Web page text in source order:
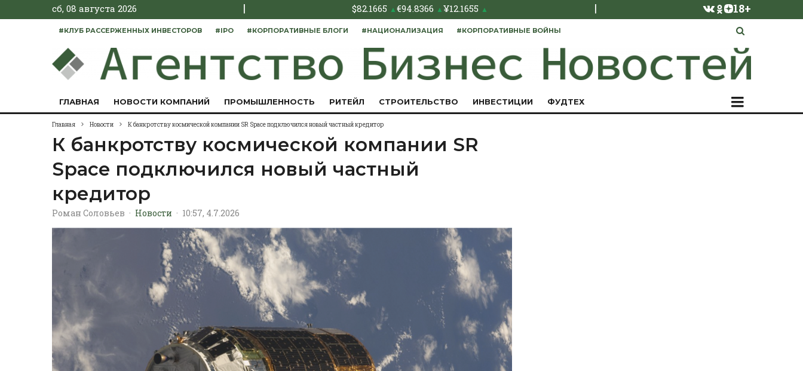
сб, 08 августа 2026 | $82.1665 ▲€94.8366 ▲¥12.1655 ▲ | 18+
#КЛУБ РАССЕРЖЕННЫХ ИНВЕСТОРОВ #IPO #КОРПОРАТИВНЫЕ БЛОГИ #НАЦИОНАЛИЗАЦИЯ #КОРПОРАТИВНЫЕ ВОЙНЫ
ГЛАВНАЯ НОВОСТИ КОМПАНИЙ ПРОМЫШЛЕННОСТЬ РИТЕЙЛ СТРОИТЕЛЬСТВО ИНВЕСТИЦИИ ФУДТЕХ
Главная Новости К банкротству космической компании SR Space подключился новый частный кредитор
К банкротству космической компании SR
Space подключился новый частный
кредитор
Роман Соловьев · Новости · 10:57, 4.7.2026